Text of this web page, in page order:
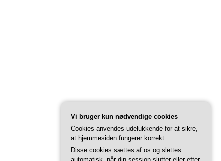
Vi bruger kun nødvendige cookies
Cookies anvendes udelukkende for at sikre,
at hjemmesiden fungerer korrekt.
Disse cookies sættes af os og slettes